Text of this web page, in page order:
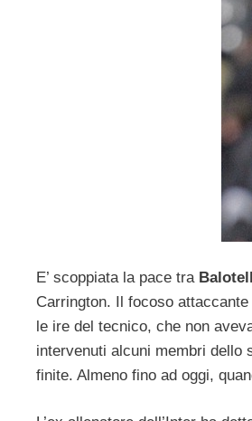
E’ scoppiata la pace tra
Carrington. Il focoso
le ire del tecnico, che non
intervenuti alcuni membri dello
finite. Almeno fino ad oggi,